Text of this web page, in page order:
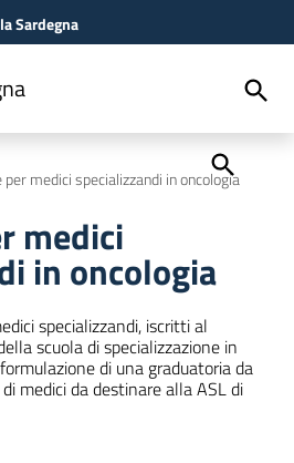
Sardegna
per medici specializzandi in oncologia
medici
in oncologia
specializzandi, iscritti al
scuola di specializzazione in
di una graduatoria da
medici da destinare alla ASL di